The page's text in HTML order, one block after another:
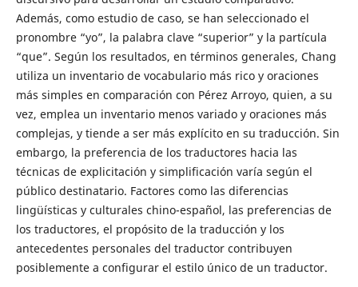
Además, como estudio de caso, se han seleccionado el
pronombre “yo”, la palabra clave “superior” y la partícula
“que”. Según los resultados, en términos generales, Chang
utiliza un inventario de vocabulario más rico y oraciones
más simples en comparación con Pérez Arroyo, quien, a su
vez, emplea un inventario menos variado y oraciones más
complejas, y tiende a ser más explícito en su traducción. Sin
embargo, la preferencia de los traductores hacia las
técnicas de explicitación y simplificación varía según el
público destinatario. Factores como las diferencias
lingüísticas y culturales chino-español, las preferencias de
los traductores, el propósito de la traducción y los
antecedentes personales del traductor contribuyen
posiblemente a configurar el estilo único de un traductor.